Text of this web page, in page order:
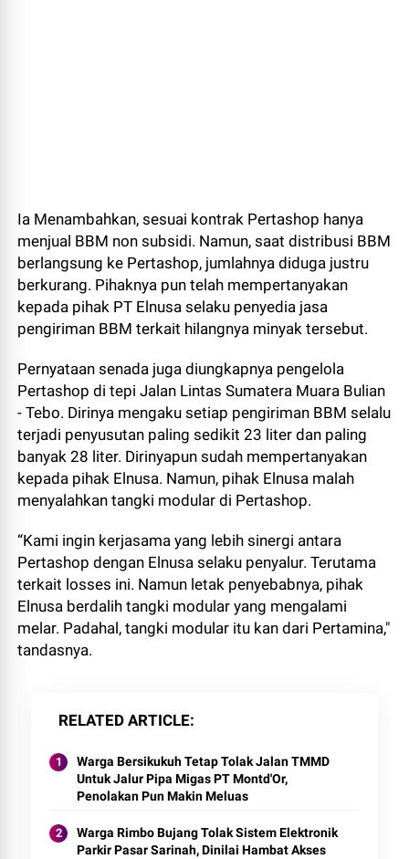
Ia Menambahkan, sesuai kontrak Pertashop hanya
menjual BBM non subsidi. Namun, saat distribusi BBM
berlangsung ke Pertashop, jumlahnya diduga justru
berkurang. Pihaknya pun telah mempertanyakan
kepada pihak PT Elnusa selaku penyedia jasa
pengiriman BBM terkait hilangnya minyak tersebut.
Pernyataan senada juga diungkapnya pengelola
Pertashop di tepi Jalan Lintas Sumatera Muara Bulian
- Tebo. Dirinya mengaku setiap pengiriman BBM selalu
terjadi penyusutan paling sedikit 23 liter dan paling
banyak 28 liter. Dirinyapun sudah mempertanyakan
kepada pihak Elnusa. Namun, pihak Elnusa malah
menyalahkan tangki modular di Pertashop.
“Kami ingin kerjasama yang lebih sinergi antara
Pertashop dengan Elnusa selaku penyalur. Terutama
terkait losses ini. Namun letak penyebabnya, pihak
Elnusa berdalih tangki modular yang mengalami
melar. Padahal, tangki modular itu kan dari Pertamina,"
tandasnya.
RELATED ARTICLE
Warga Bersikukuh Tetap Tolak Jalan TMMD
Untuk Jalur Pipa Migas PT Montd'Or,
Penolakan Pun Makin Meluas
Warga Rimbo Bujang Tolak Sistem Elektronik
Parkir Pasar Sarinah, Dinilai Hambat Akses